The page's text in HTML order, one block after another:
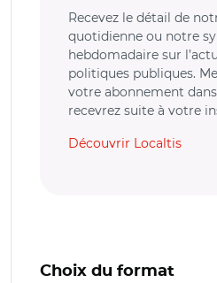
Recevez le détail de
quotidienne ou notre
hebdomadaire sur
politiques publiques.
votre abonnement
recevrez suite à votre
Découvrir Localtis
Choix du format